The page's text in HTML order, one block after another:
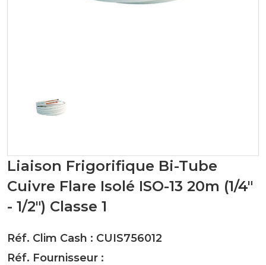
Liaison Frigorifique Bi-Tube
Cuivre Flare Isolé ISO-13 20m (1/4"
- 1/2") Classe 1
Réf. Clim Cash : CUIS756012
Réf. Fournisseur :